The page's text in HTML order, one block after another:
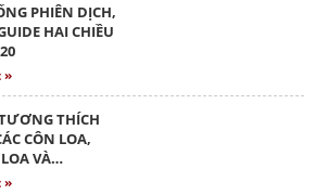
PHIÊN DỊCH,
HAI CHIỀU
»
THÍCH
CÔN LOA,
VÀ…
»